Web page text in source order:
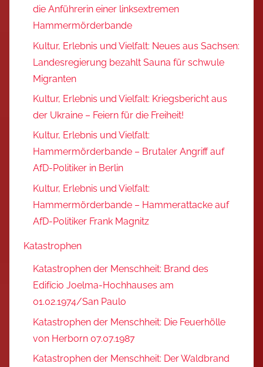
die Anführerin einer linksextremen
Hammermörderbande
Kultur, Erlebnis und Vielfalt: Neues aus Sachsen:
Landesregierung bezahlt Sauna für schwule
Migranten
Kultur, Erlebnis und Vielfalt: Kriegsbericht aus
der Ukraine – Feiern für die Freiheit!
Kultur, Erlebnis und Vielfalt:
Hammermörderbande – Brutaler Angriff auf
AfD-Politiker in Berlin
Kultur, Erlebnis und Vielfalt:
Hammermörderbande – Hammerattacke auf
AfD-Politiker Frank Magnitz
Katastrophen
Katastrophen der Menschheit: Brand des
Edifício Joelma-Hochhauses am
01.02.1974/San Paulo
Katastrophen der Menschheit: Die Feuerhölle
von Herborn 07.07.1987
Katastrophen der Menschheit: Der Waldbrand